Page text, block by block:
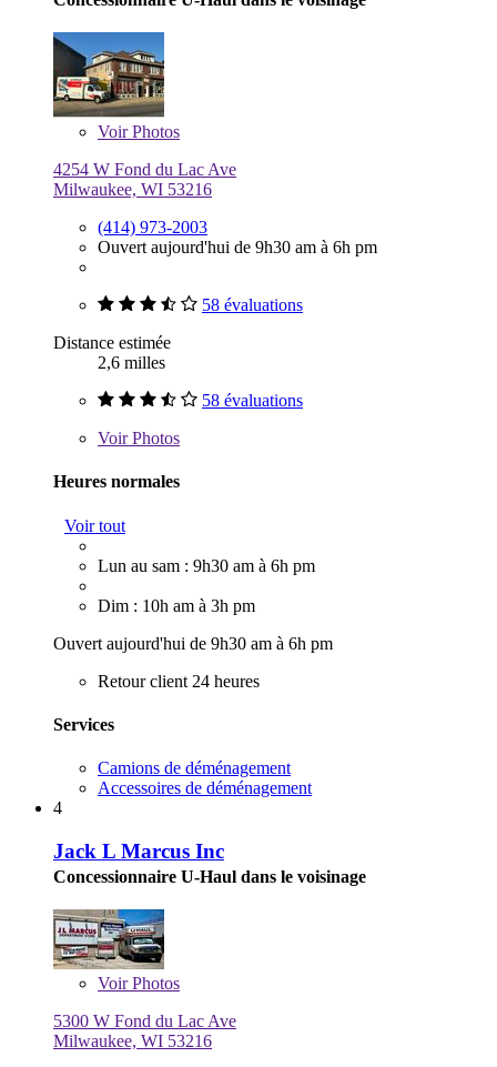
VoirPhotos
4254 W Fond du Lac Ave
Milwaukee, WI 53216
(414) 973-2003
Ouvert aujourd'hui de 9h30 am à 6h pm
58 évaluations
Distance estimée
2,6 milles
58 évaluations
VoirPhotos
Heures normales
Voir tout
Lun au sam : 9h30 am à 6h pm
Dim : 10h am à 3h pm
Ouvert aujourd'hui de 9h30 am à 6h pm
Retour client 24 heures
Services
Camions de déménagement
Accessoires de déménagement
4
Jack L Marcus Inc
Concessionnaire U-Haul dans le voisinage
VoirPhotos
5300 W Fond du Lac Ave
Milwaukee, WI 53216